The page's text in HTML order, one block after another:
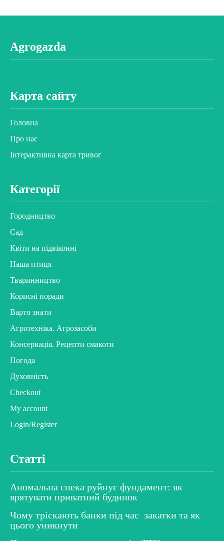
Agrogazda
Карта сайту
Головна
Про нас
Інтерактивна карта тривог
Категорії
Городництво
Сад
Квіти на підвіконні
Наша птиця
Тваринництво
Корисні поради
Варто знати
Агротехніка. Агрозасоби
Консервація. Рецепти смакоти
Погода
Духовність
Checkout
My account
Login/Register
Статті
Аномальна спека руйнує фундамент: як
врятувати приватний будинок
Чому тріскають банки під час закатки та як
цього уникнути